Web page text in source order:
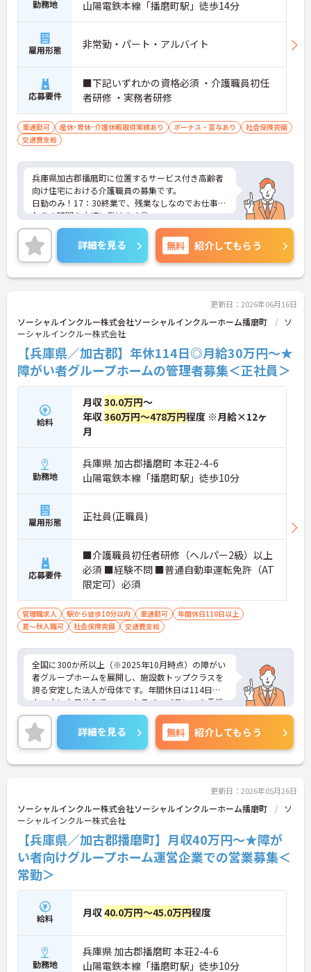
勤務地
山陽電鉄本線「播磨町駅」徒歩14分
雇用形態 非常勤・パート・アルバイト
応募要件
■下記いずれかの資格必須 ・介護職員初任
者研修 ・実務者研修
車通勤可 産休･育休･介護休暇取得実績あり ボーナス・賞与あり
社会保険完備
交通費支給
兵庫県加古郡播磨町に位置するサービス付き高齢者
向け住宅における介護職員の募集です。
日勤のみ！17：30終業で、残業なしなのでお仕事終
わりの時間を大切に働けます◎
育児休業取得実績あり！長く勤めやすい環境が整っ
ています♪
ご興味のある方には面接ポイントをお伝えしますの
で、お気軽にお問い合わせください！
詳細を見る 無料 紹介してもらう
更新日：2026年06月16日
ソーシャルインクルー株式会社ソーシャルインクルーホーム播磨町
ソ
ーシャルインクルー株式会社
【兵庫県／加古郡】年休114日◎月給30万円～★
障がい者グループホームの管理者募集＜正社員＞
給料
月収30.0万円～
年収360万円～478万円程度 ※月給×12ヶ
月
勤務地
兵庫県 加古郡播磨町 本荘2-4-6
山陽電鉄本線「播磨町駅」徒歩10分
雇用形態 正社員(正職員)
応募要件
■介護職員初任者研修（ヘルパー2級）以上
必須 ■経験不問 ■普通自動車運転免許（AT
限定可）必須
管理職求人 駅から徒歩10分以内 車通勤可
年間休日110日以上
夏～秋入職可
社会保険完備 交通費支給
全国に300か所以上（※2025年10月時点）の障がい
者グループホームを展開し、施設数トップクラスを
誇る安定した法人が母体です。年間休日は114日以
上、主に土日休みで、ワークライフバランスを重視
した働き方が可能です。産前産後・育児休暇制度も
あり、子育て世代も安心して働ける環境が整ってい
ます。一般社員研修や外部勉強会受講支援制度など
を通じて着実にスキルアップもできます。チームを
まとめ、メンバーの成長を後押しすることにやりが
の職場です。ご興味のある方は詳細等をお伝えしま
すので、お気軽にお問い合わせください。
詳細を見る 無料 紹介してもらう
更新日：2026年05月26日
ソーシャルインクルー株式会社ソーシャルインクルーホーム播磨町
ソ
ーシャルインクルー株式会社
【兵庫県／加古郡播磨町】月収40万円～★障が
い者向けグループホーム運営企業での営業募集＜
常勤＞
給料 月収40.0万円～45.0万円程度
勤務地
兵庫県 加古郡播磨町 本荘2-4-6
山陽電鉄本線「播磨町駅」徒歩10分